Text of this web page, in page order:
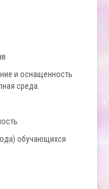
и оснащенность
среда.
обучающихся